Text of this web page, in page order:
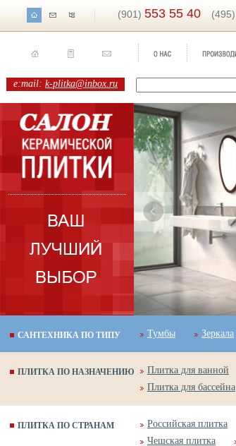
(901) 553 55 40 (495)
e:mail: k-plitka@inbox.ru
Argille
Montpellier
Коллекция:Aparici
САНТЕХНИКА ПО ТИПУ Тумбы Зеркала
ПЛИТКА ПО НАЗНАЧЕНИЮ Плитка для ванной
Плитка для бассейна
ПЛИТКА ПО СТРАНАМ Российская плитка
Чешская плитка